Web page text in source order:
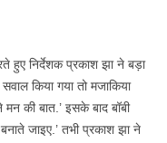
हुए निर्देशक प्रकाश झा ने बड़ा
किया गया तो मजाकिया
की बात.’ इसके बाद बॉबी
जाइए.’ तभी प्रकाश झा ने